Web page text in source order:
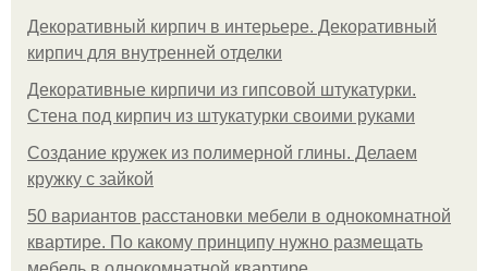
Декоративный кирпич в интерьере. Декоративный
кирпич для внутренней отделки
Декоративные кирпичи из гипсовой штукатурки.
Стена под кирпич из штукатурки своими руками
Создание кружек из полимерной глины. Делаем
кружку с зайкой
50 вариантов расстановки мебели в однокомнатной
квартире. По какому принципу нужно размещать